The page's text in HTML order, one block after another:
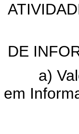
DE
a) Valor
em